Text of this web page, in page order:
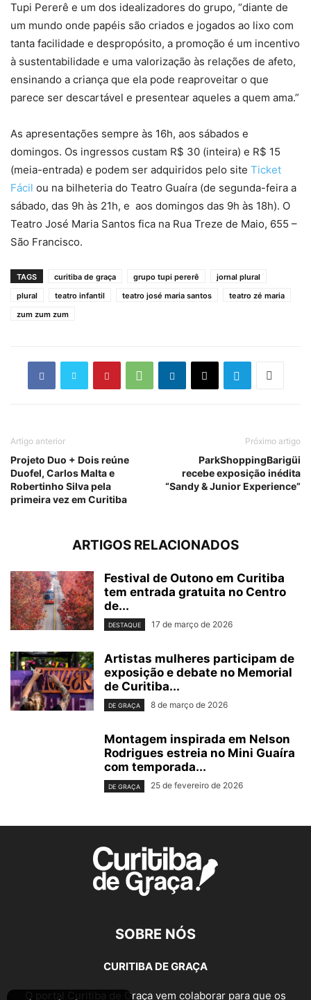
Tupi Pererê e um dos idealizadores do grupo, “diante de
um mundo onde papéis são criados e jogados ao lixo com
tanta facilidade e despropósito, a promoção é um incentivo
à sustentabilidade e uma valorização às relações de afeto,
ensinando a criança que ela pode reaproveitar o que
parece ser descartável e presentear aqueles a quem ama.”
As apresentações sempre às 16h, aos sábados e
domingos. Os ingressos custam R$ 30 (inteira) e R$ 15
(meia-entrada) e podem ser adquiridos pelo site Ticket
Fácil ou na bilheteria do Teatro Guaíra (de segunda-feira a
sábado, das 9h às 21h, e aos domingos das 9h às 18h). O
Teatro José Maria Santos fica na Rua Treze de Maio, 655 –
São Francisco.
TAGS curitiba de graça grupo tupi pererê
jornal plural
plural
teatro infantil teatro josé maria santos
teatro zé maria
zum zum zum
Artigo anterior
Projeto Duo + Dois reúne
Duofel, Carlos Malta e
Robertinho Silva pela
primeira vez em Curitiba
Próximo artigo
ParkShoppingBarigüi
recebe exposição inédita
“Sandy & Junior Experience”
ARTIGOS RELACIONADOS
Festival de Outono em Curitiba
tem entrada gratuita no Centro
de...
DESTAQUE 17 de março de 2026
Artistas mulheres participam de
exposição e debate no Memorial
de Curitiba...
DE GRAÇA 8 de março de 2026
Montagem inspirada em Nelson
Rodrigues estreia no Mini Guaíra
com temporada...
DE GRAÇA 25 de fevereiro de 2026
SOBRE NÓS
CURITIBA DE GRAÇA
O portal Curitiba de Graça vem colaborar para que os